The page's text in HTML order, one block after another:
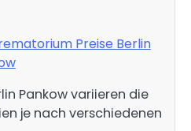
Preise Berlin
Pankow variieren die
je nach verschiedenen